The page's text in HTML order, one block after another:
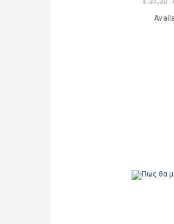
€ 31,30